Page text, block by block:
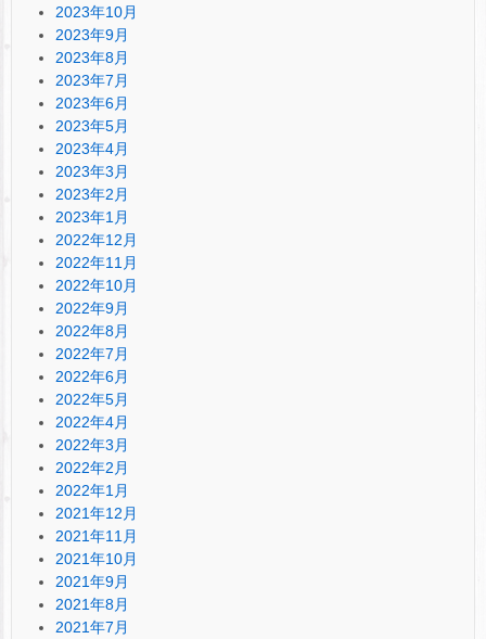
2023年10月
2023年9月
2023年8月
2023年7月
2023年6月
2023年5月
2023年4月
2023年3月
2023年2月
2023年1月
2022年12月
2022年11月
2022年10月
2022年9月
2022年8月
2022年7月
2022年6月
2022年5月
2022年4月
2022年3月
2022年2月
2022年1月
2021年12月
2021年11月
2021年10月
2021年9月
2021年8月
2021年7月